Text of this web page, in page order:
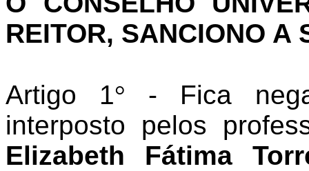
REITOR, SANCIONO A
Artigo 1° - Fica
interposto pelos
Elizabeth Fátima